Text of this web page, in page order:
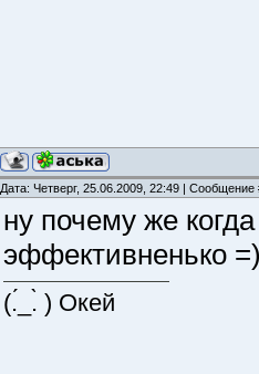
Дата: Четверг, 25.06.2009, 22:49 |
ну почему же
эффективненько
(.́_.̀ ) Окей